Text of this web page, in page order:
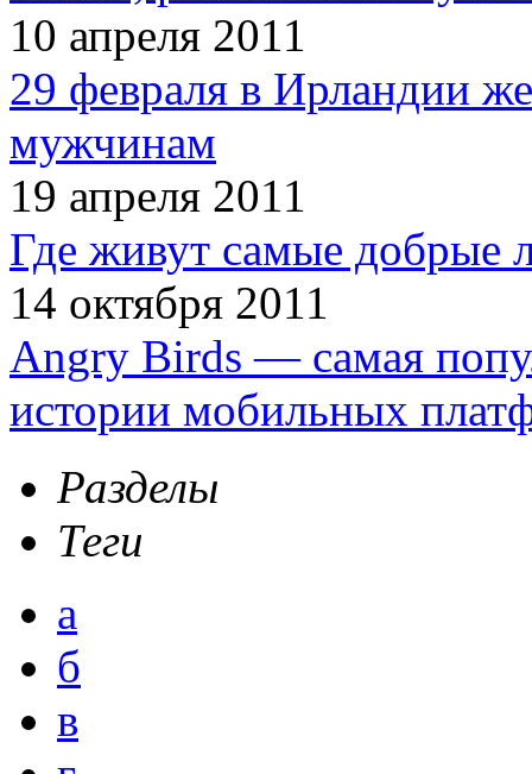
10 апреля 2011
29 февраля в Ирландии
мужчинам
19 апреля 2011
Где живут самые добрые
14 октября 2011
Angry Birds — самая
истории мобильных
Разделы
Теги
а
б
в